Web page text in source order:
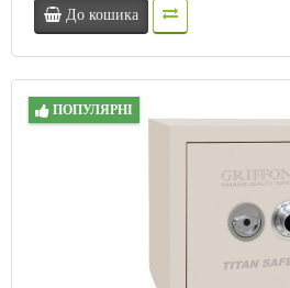
До кошика
ПОПУЛЯРНІ